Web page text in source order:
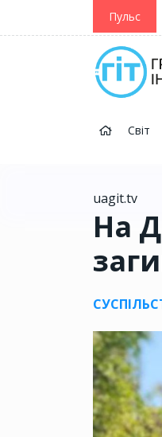
Пульс
Світ
uagit.tv
На